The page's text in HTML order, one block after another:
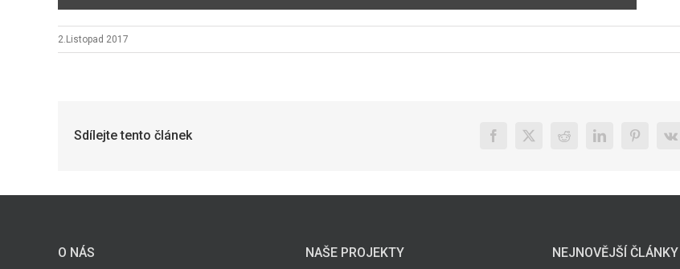
2.Listopad 2017
Sdílejte tento článek Facebook
X Reddit LinkedInPinterest
Vk
O NÁS NAŠE PROJEKTY NEJNOVĚJŠÍ ČLÁNKY